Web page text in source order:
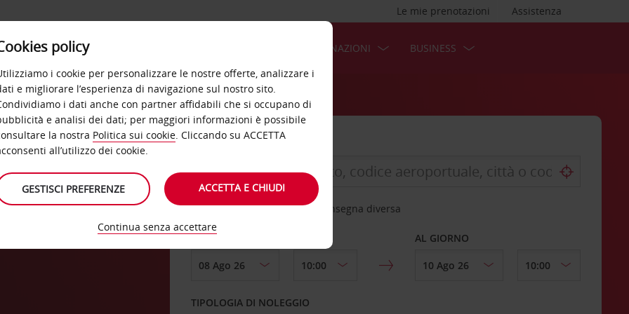
Assistenza
Le mie prenotazioni
OFFERTE DESTINAZIONI BUSINESS
Scegli una località di riconsegna diversa
DAL GIORNO AL GIORNO
TIPOLOGIA DI NOLEGGIO
policy
i cookie per personalizzare le nostre offerte, analizzare i
e migliorare l’esperienza di navigazione sul nostro sito.
i dati anche con partner affidabili che si occupano di
e analisi dei dati; per maggiori informazioni è possibile
la nostra Politica sui cookie. Cliccando su ACCETTA
all’utilizzo dei cookie.
GESTISCI PREFERENZE ACCETTA E CHIUDI
Continua senza accettare